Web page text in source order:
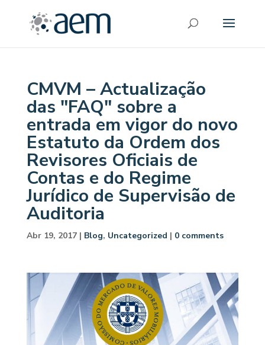
CMVM – Actualização
das "FAQ" sobre a
entrada em vigor do novo
Estatuto da Ordem dos
Revisores Oficiais de
Contas e do Regime
Jurídico de Supervisão de
Auditoria
Abr 19, 2017| Blog, Uncategorized | 0 comments